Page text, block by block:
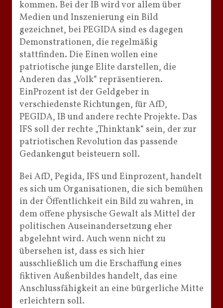
kommen. Bei der IB wird vor allem über
Medien und Inszenierung ein Bild
gezeichnet, bei PEGIDA sind es dagegen
Demonstrationen, die regelmäßig
stattfinden. Die Einen wollen eine
patriotische junge Elite darstellen, die
Anderen das „Volk“ repräsentieren.
EinProzent ist der Geldgeber in
verschiedenste Richtungen, für AfD,
PEGIDA, IB und andere rechte Projekte. Das
IFS soll der rechte „Thinktank“ sein, der zur
patriotischen Revolution das passende
Gedankengut beisteuern soll.
Bei AfD, Pegida, IFS und Einprozent, handelt
es sich um Organisationen, die sich bemühen
in der Öffentlichkeit ein Bild zu wahren, in
dem offene physische Gewalt als Mittel der
politischen Auseinandersetzung eher
abgelehnt wird. Auch wenn nicht zu
übersehen ist, dass es sich hier
ausschließlich um die Erschaffung eines
fiktiven Außenbildes handelt, das eine
Anschlussfähigkeit an eine bürgerliche Mitte
erleichtern soll.